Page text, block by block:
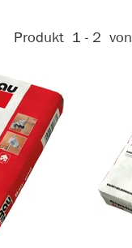
Aktive Filter:
Produkt 1 - 2 von